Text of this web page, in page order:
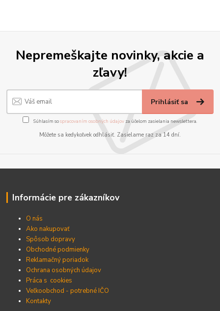
Nepremeškajte novinky, akcie a
zľavy!
Prihlásiť sa
Súhlasím sospracovaním osobných údajov za účelom zasielania newslettera.
Môžete sa kedykoľvek odhlásiť. Zasielame raz za 14 dní.
Informácie pre zákazníkov
O nás
Ako nakupovať
Spôsob dopravy
Obchodné podmienky
Reklamačný poriadok
Ochrana osobných údajov
Práca s cookies
Veľkoobchod - potrebné IČO
Kontakty